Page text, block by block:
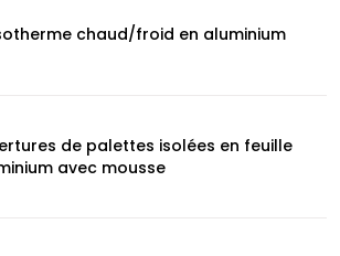
chaud/froid en aluminium
de palettes isolées en feuille
avec mousse